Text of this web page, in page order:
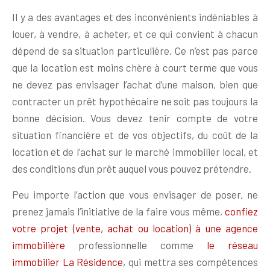
Il y a des avantages et des inconvénients indéniables à
louer, à vendre, à acheter, et ce qui convient à chacun
dépend de sa situation particulière. Ce n’est pas parce
que la location est moins chère à court terme que vous
ne devez pas envisager l’achat d’une maison, bien que
contracter un prêt hypothécaire ne soit pas toujours la
bonne décision. Vous devez tenir compte de votre
situation financière et de vos objectifs, du coût de la
location et de l’achat sur le marché immobilier local, et
des conditions d’un prêt auquel vous pouvez prétendre.
Peu importe l’action que vous envisager de poser, ne
prenez jamais l’initiative de la faire vous même, confiez
votre projet (vente, achat ou location) à une agence
immobilière professionnelle comme le réseau
immobilier La Résidence, qui mettra ses compétences